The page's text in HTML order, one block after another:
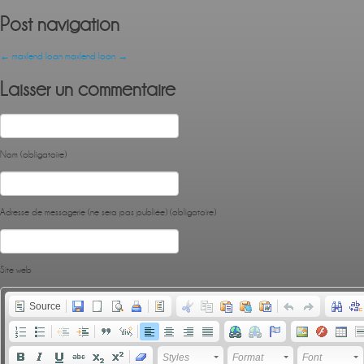
Post navigation
← maxlend loan maxlend loan →
Laisser un commentaire
Nom (obligatoire)
Adresse de messagerie (ne sera pas publiée) (obligatoire)
Site web
Source
Styles Format Font